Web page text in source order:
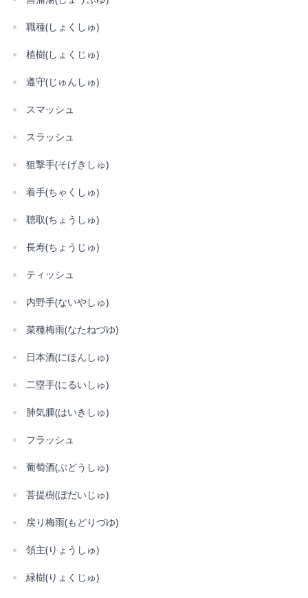
職種(しょくしゅ)
植樹(しょくじゅ)
遵守(じゅんしゅ)
スマッシュ
スラッシュ
狙撃手(そげきしゅ)
着手(ちゃくしゅ)
聴取(ちょうしゅ)
長寿(ちょうじゅ)
ティッシュ
内野手(ないやしゅ)
菜種梅雨(なたねづゆ)
日本酒(にほんしゅ)
二塁手(にるいしゅ)
肺気腫(はいきしゅ)
フラッシュ
葡萄酒(ぶどうしゅ)
菩提樹(ぼだいじゅ)
戻り梅雨(もどりづゆ)
領主(りょうしゅ)
緑樹(りょくじゅ)